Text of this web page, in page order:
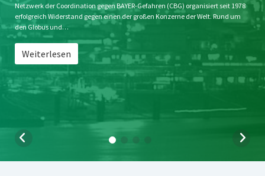
SPENDEN
Netzwerk der Coordination gegen BAYER-Gefahren (CBG) organisiert seit 1978
erfolgreich Widerstand gegen einen der großen Konzerne der Welt. Rund um
den Globus und…
Weiterlesen